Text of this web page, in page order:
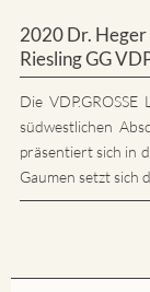
2020 Dr. Heger
Riesling GG
Die
südwestlichen
präsentiert sich in
Gaumen setzt sich